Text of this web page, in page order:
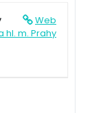
Web
m. Prahy